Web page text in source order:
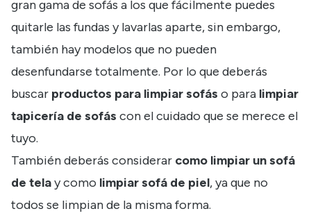
gran gama de sofás a los que fácilmente puedes
quitarle las fundas y lavarlas aparte, sin embargo,
también hay modelos que no pueden
desenfundarse totalmente. Por lo que deberás
buscar productos para limpiar sofás o para limpiar
tapicería de sofás con el cuidado que se merece el
tuyo.
También deberás considerar como limpiar un sofá
de telay como limpiar sofá de piel, ya que no
todos se limpian de la misma forma.